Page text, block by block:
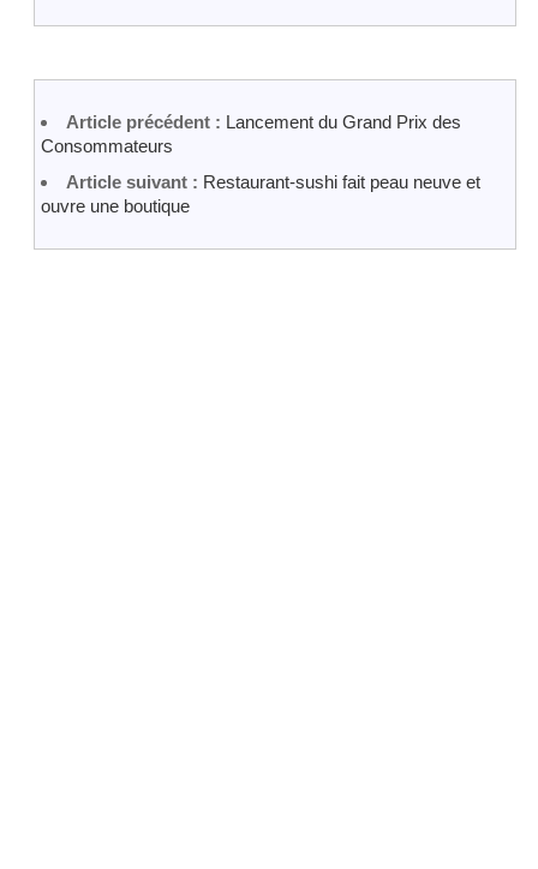
Article précédent : Lancement du Grand Prix des
Consommateurs
Article suivant : Restaurant-sushi fait peau neuve et
ouvre une boutique